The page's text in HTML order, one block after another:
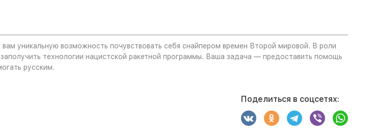
уникальную возможность почувствовать себя снайпером времен Второй мировой. В роли
технологии нацистской ракетной программы. Ваша задача — предоставить помощь
русским.
Поделиться в соцсетях: